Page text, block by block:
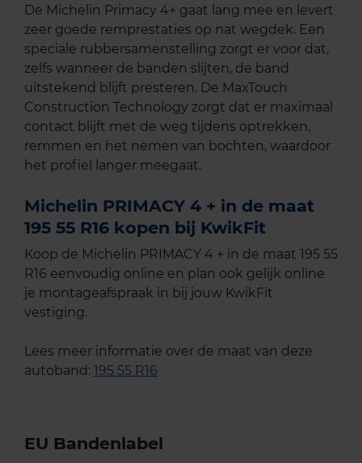
De Michelin Primacy 4+ gaat lang mee en levert
zeer goede remprestaties op nat wegdek. Een
speciale rubbersamenstelling zorgt er voor dat,
zelfs wanneer de banden slijten, de band
uitstekend blijft presteren. De MaxTouch
Construction Technology zorgt dat er maximaal
contact blijft met de weg tijdens optrekken,
remmen en het nemen van bochten, waardoor
het profiel langer meegaat.
Michelin PRIMACY 4 + in de maat
195 55 R16 kopen bij KwikFit
Koop de Michelin PRIMACY 4 + in de maat 195 55
R16 eenvoudig online en plan ook gelijk online
je montageafspraak in bij jouw KwikFit
vestiging.
Lees meer informatie over de maat van deze
autoband: 195 55 R16
EU Bandenlabel